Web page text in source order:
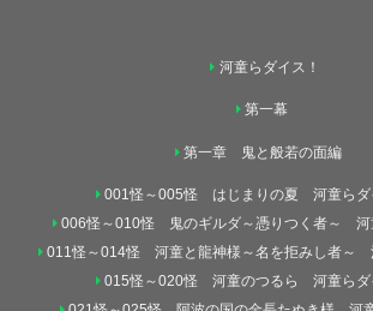
河童らダイス！
第一幕
第一章 鬼と般若の面編
001怪～005怪 はじまりの夏 河童らダ
006怪～010怪 鬼のギルダ～憑りつく者～ 河
011怪～014怪 河童と龍神様～名を拒みし者～
015怪～020怪 河童のつるら 河童らダ